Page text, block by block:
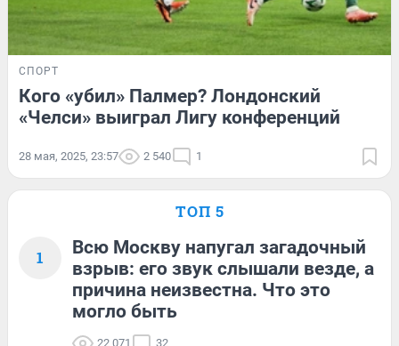
СПОРТ
Кого «убил» Палмер? Лондонский
«Челси» выиграл Лигу конференций
28 мая, 2025, 23:57 2 540 1
ТОП 5
1
Всю Москву напугал загадочный
взрыв: его звук слышали везде, а
причина неизвестна. Что это
могло быть
22 071 32